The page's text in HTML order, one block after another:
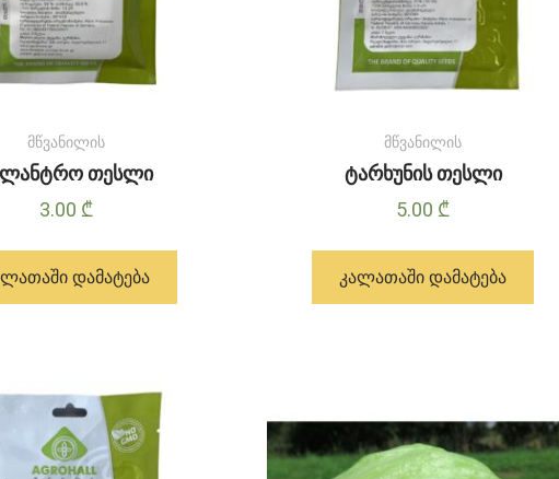
მწვანილის
თესლი
3.00 ₾
ᲓᲐᲛᲐᲢᲔᲑᲐ
მწვანილის
ტარხუნის თესლი
5.00 ₾
ᲙᲐᲚᲐᲗᲐᲨᲘ ᲓᲐᲛᲐᲢᲔᲑᲐ